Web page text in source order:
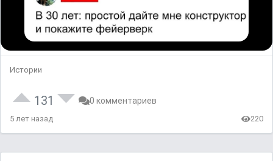
Истории
131 0 комментариев
5 лет назад 220